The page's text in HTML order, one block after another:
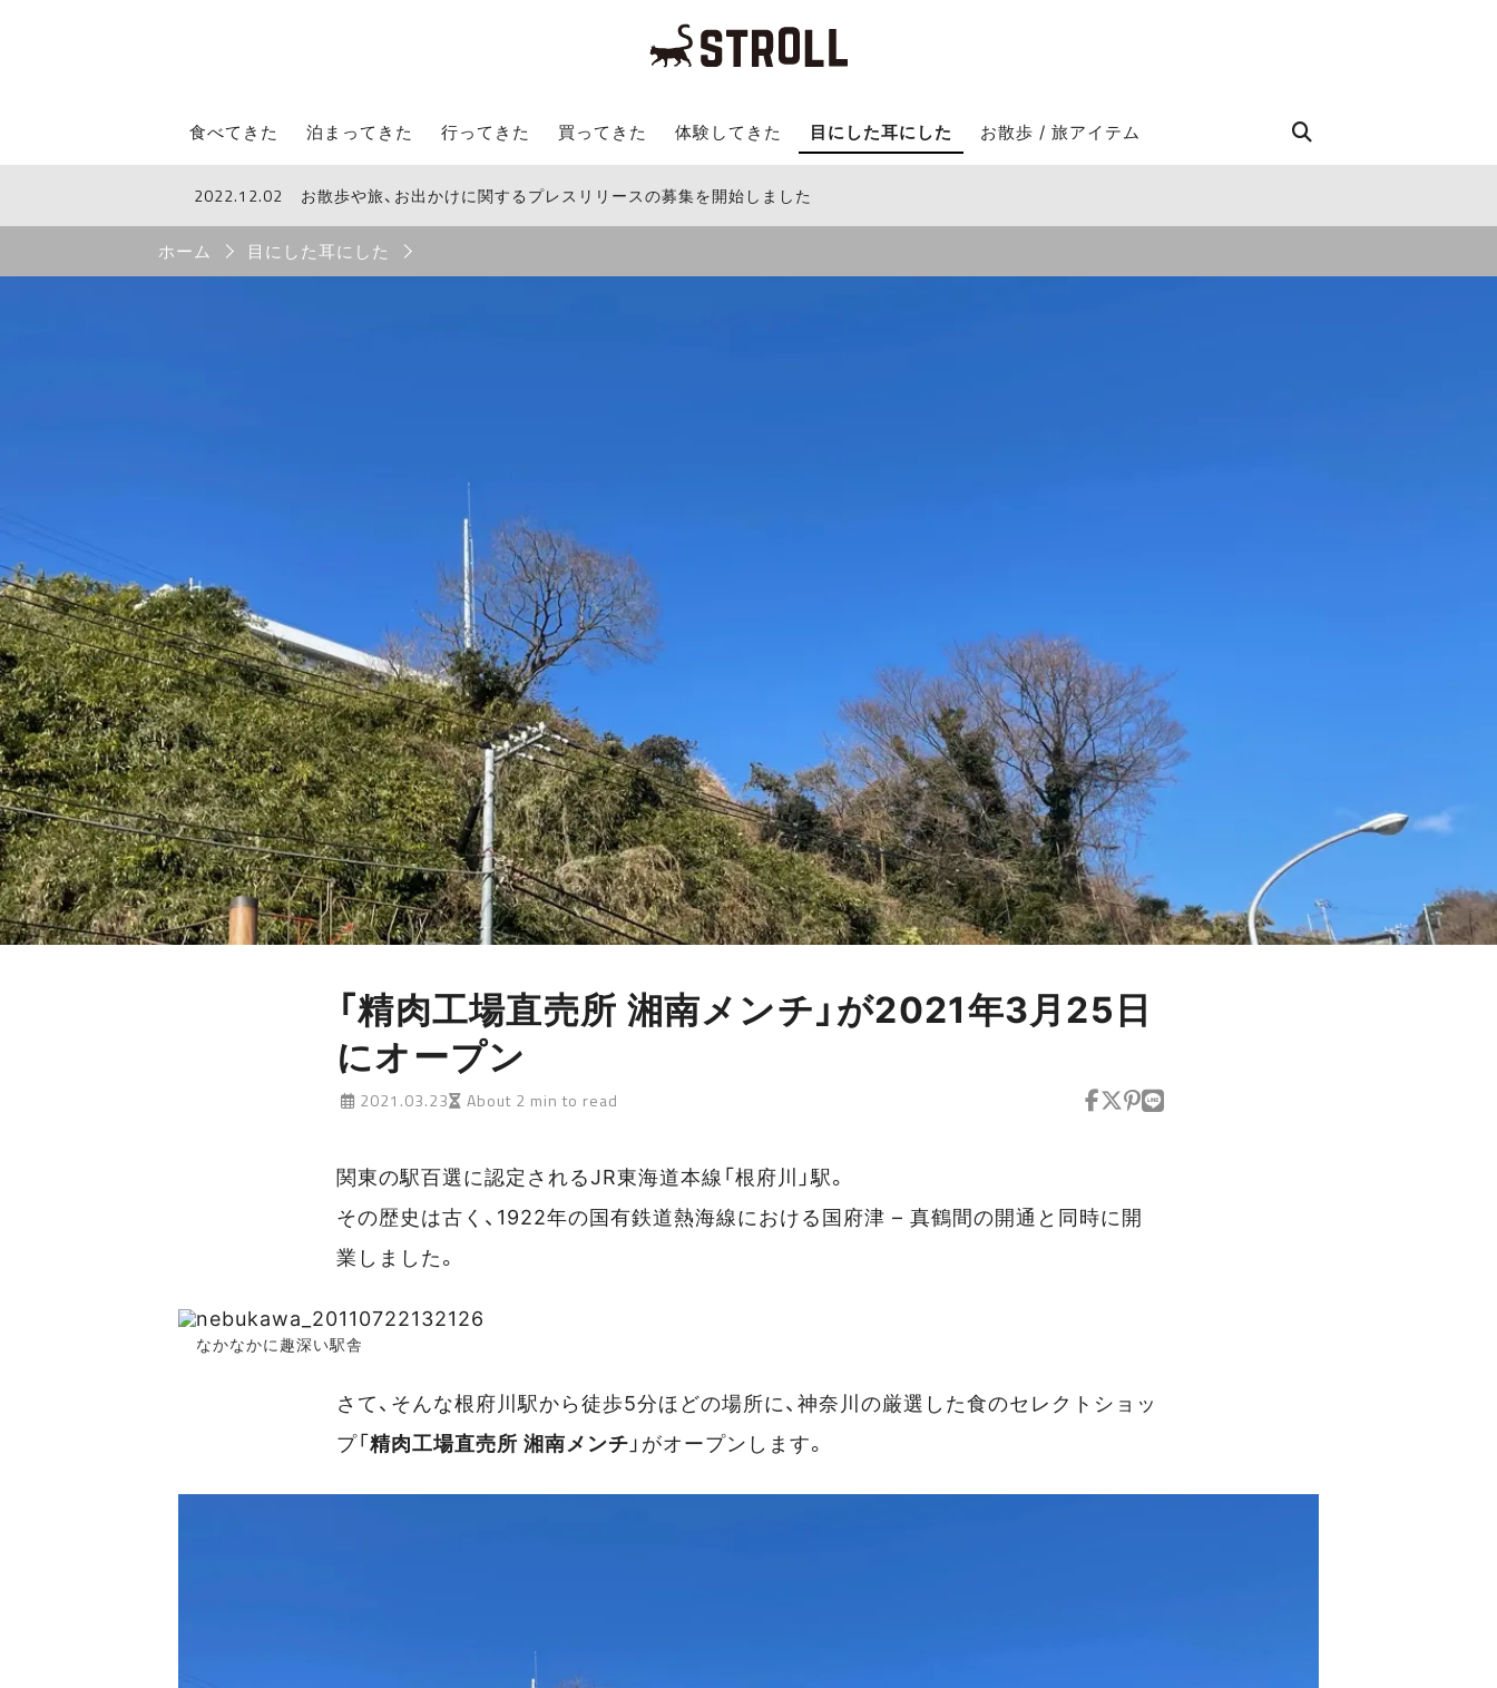
STROLL Menu
食べてきた 泊まってきた 行ってきた 買ってきた 体験してきた 目にした耳にした お散歩 / 旅アイテム
STROLLからのお知らせ
2022.12.02 お散歩や旅、お出かけに関するプレスリリースの募集を開始しました
Breadcrumb
ホーム 目にした耳にした
「精肉工場直売所 湘南メンチ」が2021年3月25日
にオープン
2021.03.23 About 2 min to read
関東の駅百選に認定されるJR東海道本線「根府川」駅。
その歴史は古く、1922年の国有鉄道熱海線における国府津 – 真鶴間の開通と同時に開
業しました。
なかなかに趣深い駅舎
さて、そんな根府川駅から徒歩5分ほどの場所に、神奈川の厳選した食のセレクトショッ
プ「精肉工場直売所 湘南メンチ 」がオープンします。